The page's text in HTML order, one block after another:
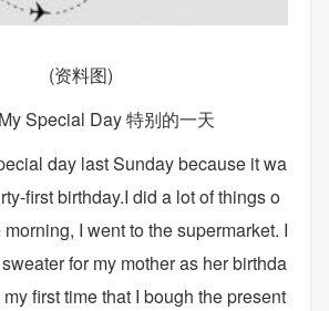
(资料图)
Special Day 特别的一天
day last Sunday because it wa
first birthday.I did a lot of things o
morning, I went to the supermarket. I
for my mother as her birthda
first time that I bough the present